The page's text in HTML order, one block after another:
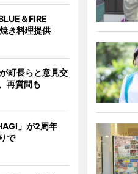
＆FIRE
き料理提供
町長らと意見交
再質問も
」が2周年
で